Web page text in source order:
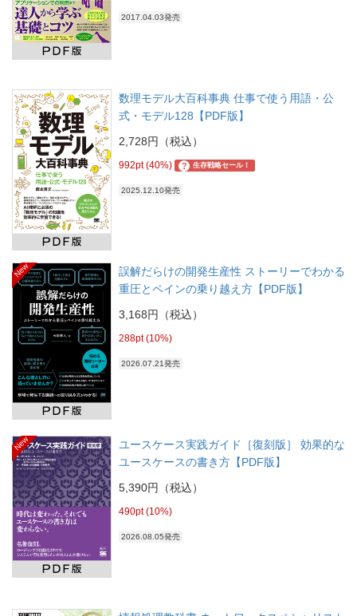
2017.04.03発売
数理モデル大百科事典 仕事で使う用語・公
式・モデル128【PDF版】
2,728円（税込）
992pt (40%) ? 生存戦略セール！
2025.12.10発売
New
誤解だらけの開発生産性 ストーリーでわかる
重圧とペインの乗り越え方【PDF版】
3,168円（税込）
288pt (10%)
2026.07.21発売
New
ユースケース実践ガイド［復刻版］ 効果的な
ユースケースの書き方【PDF版】
5,390円（税込）
490pt (10%)
2026.08.05発売